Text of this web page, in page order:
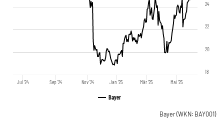
Bayer
Jul '24 Sep '24 Nov '24 Jan '25 Mär '25 Mai '25
18
20
22
24
Bayer(WKN: BAY001)